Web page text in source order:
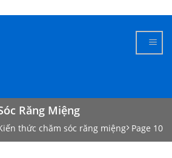
Răng Miệng
thức chăm sóc răng miệng Page 10